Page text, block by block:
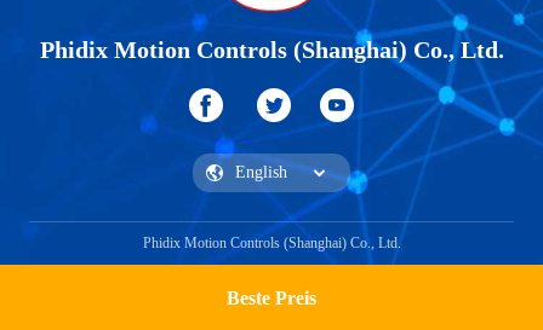
Beste Preis
Phidix Motion Controls (Shanghai) Co., Ltd.
Phidix Motion Controls (Shanghai) Co., Ltd.
Ein Zitat bekommen